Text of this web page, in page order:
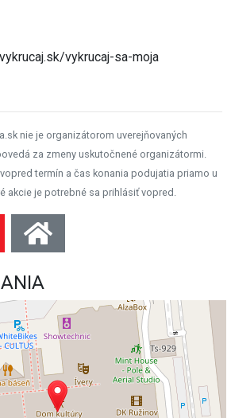
vykrucaj-sa-moja
nie je organizátorom uverejňovaných
za zmeny uskutočnené organizátormi.
termín a čas konania podujatia priamo u
akcie je potrebné sa prihlásiť vopred.